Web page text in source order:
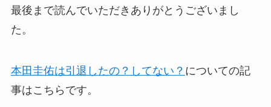
最後まで読んでいただきありがとうございまし
た。
本田圭佑は引退したの？してない？ についての記
事はこちらです。